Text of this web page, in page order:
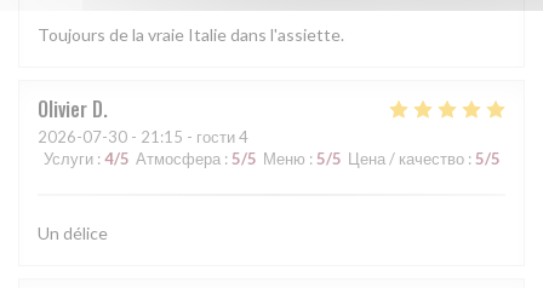
Toujours de la vraie Italie dans l'assiette.
Olivier D
2026-07-30 - 21:15 - гости 4
Услуги : 4/5 Атмосфера : 5/5 Меню : 5/5 Цена / качество : 5/5
Un délice